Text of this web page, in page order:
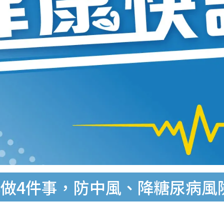
4件事，防中風、降糖尿病風